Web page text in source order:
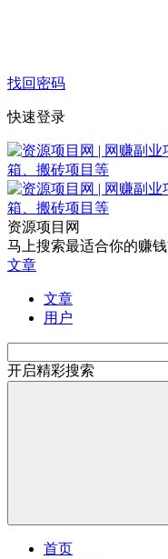
找回密码
快速登录
资源项目网
马上搜索最适合你的赚
文章
文章
用户
开启精彩搜索
首页